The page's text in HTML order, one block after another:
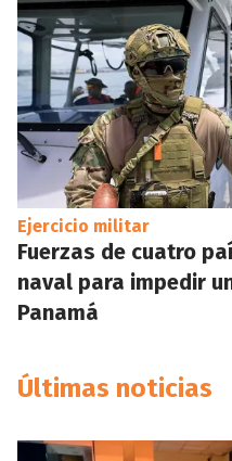
Ejercicio militar
Fuerzas de cuatro
naval para impedir
Panamá
Últimas noticias